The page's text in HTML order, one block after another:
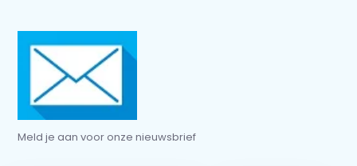
Meld je aan voor onze nieuwsbrief